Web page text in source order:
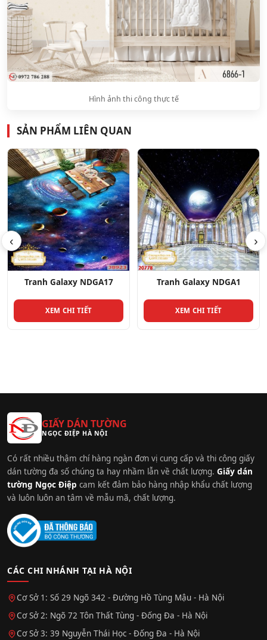
Hình ảnh thi công thực tế
SẢN PHẨM LIÊN QUAN
‹
Tranh Galaxy NDGA17
XEM CHI TIẾT
Tranh Galaxy NDGA1
XEM CHI TIẾT
›
GIẤY DÁN TƯỜNG
NGỌC ĐIỆP HÀ NỘI
Có rất nhiều thậm chí hàng ngàn đơn vị cung cấp và thi công giấy
dán tường đa số chúng ta hay nhầm lẫn về chất lượng. Giấy dán
tường Ngọc Điệp cam kết đảm bảo hàng nhập khẩu chất lượng
và luôn luôn an tâm về mẫu mã, chất lượng.
CÁC CHI NHÁNH TẠI HÀ NỘI
Cơ Sở 1: Số 29 Ngõ 342 - Đường Hồ Tùng Mậu - Hà Nội
Cơ Sở 2: Ngõ 72 Tôn Thất Tùng - Đống Đa - Hà Nội
Cơ Sở 3: 39 Nguyễn Thái Học - Đống Đa - Hà Nội